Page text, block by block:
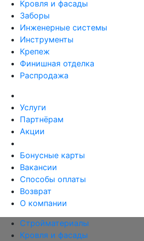
Кровля и фасады
Заборы
Инженерные системы
Инструменты
Крепеж
Финишная отделка
Распродажа
Услуги
Партнёрам
Акции
Бонусные карты
Вакансии
Способы оплаты
Возврат
О компании
Стройматериалы
Кровля и фасады